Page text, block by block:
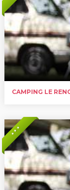
CAMPING LE
* * *